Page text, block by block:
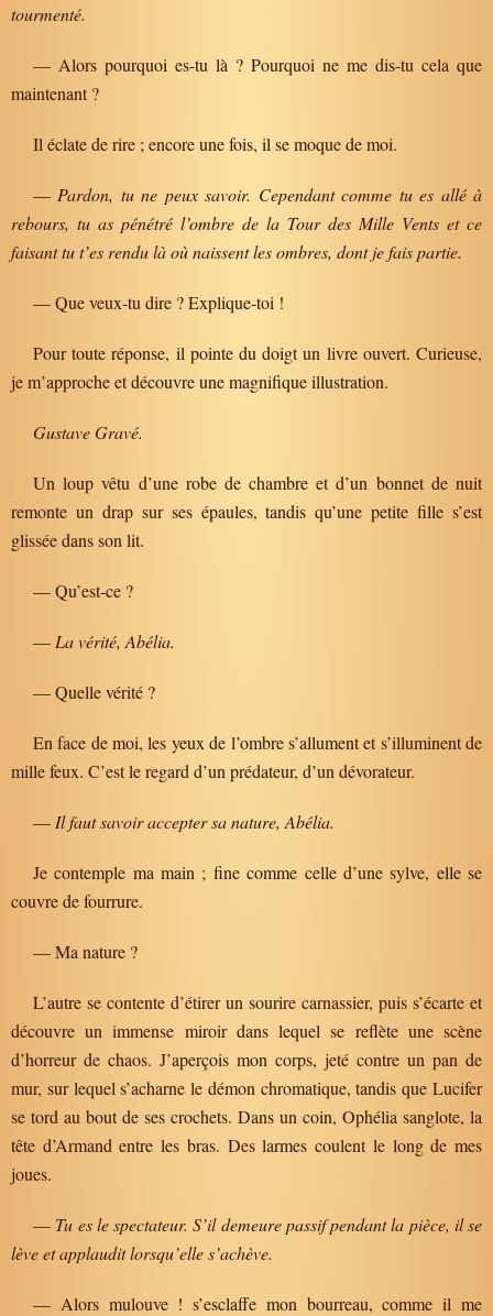
tourmenté.
— Alors pourquoi es-tu là ? Pourquoi ne me dis-tu cela que
maintenant ?
Il éclate de rire ; encore une fois, il se moque de moi.
— Pardon, tu ne peux savoir. Cependant comme tu es allé à
rebours, tu as pénétré l’ombre de la Tour des Mille Vents et ce
faisant tu t’es rendu là où naissent les ombres, dont je fais partie.
— Que veux-tu dire ? Explique-toi !
Pour toute réponse, il pointe du doigt un livre ouvert. Curieuse,
je m’approche et découvre une magnifique illustration.
Gustave Gravé.
Un loup vêtu d’une robe de chambre et d’un bonnet de nuit
remonte un drap sur ses épaules, tandis qu’une petite fille s’est
glissée dans son lit.
— Qu’est-ce ?
— La vérité, Abélia.
— Quelle vérité ?
En face de moi, les yeux de l’ombre s’allument et s’illuminent de
mille feux. C’est le regard d’un prédateur, d’un dévorateur.
— Il faut savoir accepter sa nature, Abélia.
Je contemple ma main ; fine comme celle d’une sylve, elle se
couvre de fourrure.
— Ma nature ?
L’autre se contente d’étirer un sourire carnassier, puis s’écarte et
découvre un immense miroir dans lequel se reflète une scène
d’horreur de chaos. J’aperçois mon corps, jeté contre un pan de
mur, sur lequel s’acharne le démon chromatique, tandis que Lucifer
se tord au bout de ses crochets. Dans un coin, Ophélia sanglote, la
tête d’Armand entre les bras. Des larmes coulent le long de mes
joues.
— Tu es le spectateur. S’il demeure passif pendant la pièce, il se
lève et applaudit lorsqu’elle s’achève.
— Alors mulouve ! s’esclaffe mon bourreau, comme il me